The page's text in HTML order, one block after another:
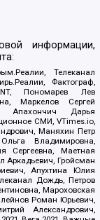
информации,
Телеканал
Фактограф,
Пономарев Лев
Маркелов Сергей
Апахончич Дарья
СМИ, VTimes.io,
Маняхин Петр
Владимировна,
Сергеевна, Маетная
Аркадьевич, Гройсман
Апухтина Юлия
Дождь, Петров
Мароховская
Роман Юрьевич,
Александрович,